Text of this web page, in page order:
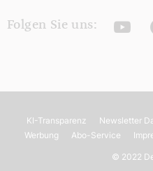
Folgen Sie uns:
KI-Transparenz Newsletter
Werbung
Abo-Service
© 2022